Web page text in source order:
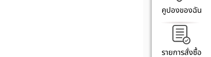
คูปองของฉัน
รายการสั่งซื้อ